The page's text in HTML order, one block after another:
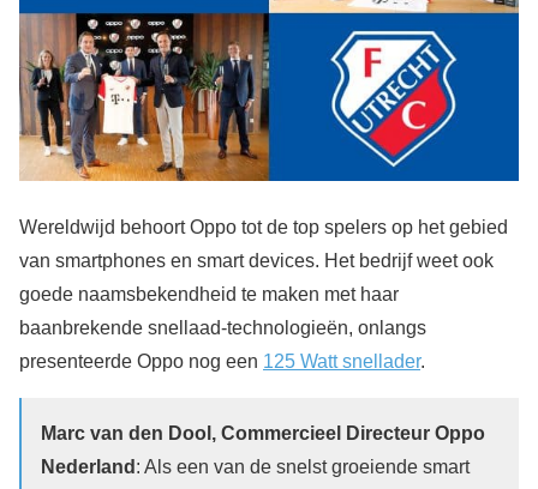
Wereldwijd behoort Oppo tot de top spelers op het gebied
van smartphones en smart devices. Het bedrijf weet ook
goede naamsbekendheid te maken met haar
baanbrekende snellaad-technologieën, onlangs
presenteerde Oppo nog een 125 Watt snellader.
Marc van den Dool, Commercieel Directeur Oppo
Nederland : Als een van de snelst groeiende smart